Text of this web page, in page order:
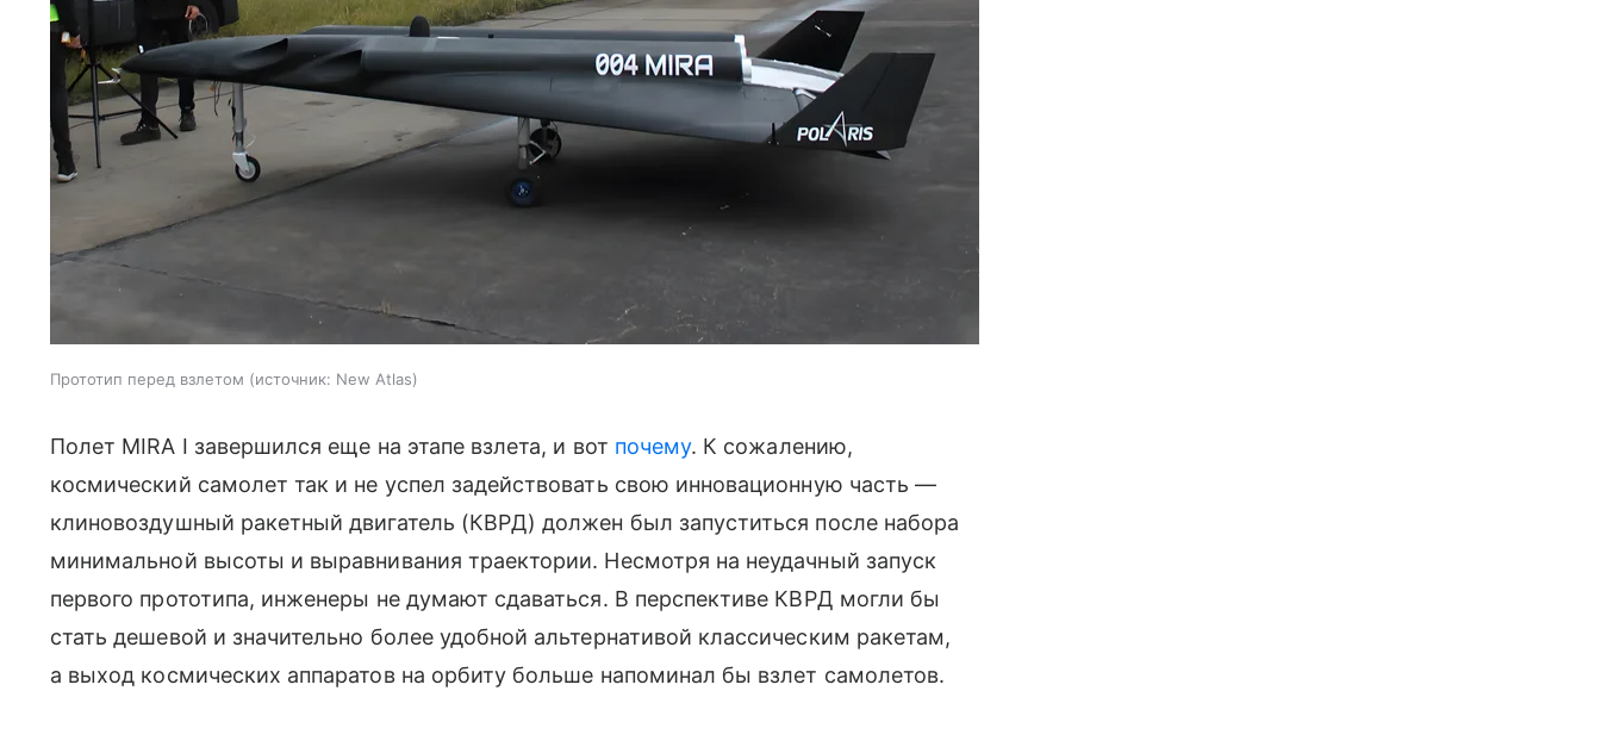
Прототип перед взлетом источник: New Atlas
Полет MIRA I завершился еще на этапе взлета, и вот почему. К сожалению,
космический самолет так и не успел задействовать свою инновационную часть —
клиновоздушный ракетный двигатель (КВРД) должен был запуститься после набора
минимальной высоты и выравнивания траектории. Несмотря на неудачный запуск
первого прототипа, инженеры не думают сдаваться. В перспективе КВРД могли бы
стать дешевой и значительно более удобной альтернативой классическим ракетам,
а выход космических аппаратов на орбиту больше напоминал бы взлет самолетов.